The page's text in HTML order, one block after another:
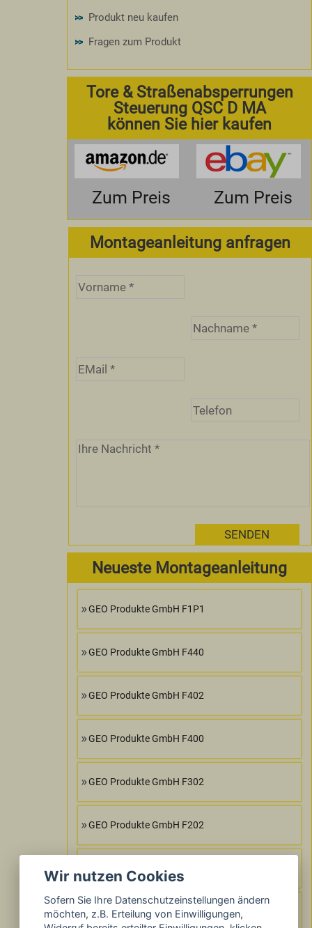
Produkt neu kaufen
Fragen zum Produkt
Tore & Straßenabsperrungen
Steuerung QSC D MA
können Sie hier kaufen
Zum Preis Zum Preis
Montageanleitung anfragen
Neueste Montageanleitung
GEO Produkte GmbH F1P1
GEO Produkte GmbH F440
GEO Produkte GmbH F402
GEO Produkte GmbH F400
GEO Produkte GmbH F302
GEO Produkte GmbH F202
GEO Produkte GmbH F102
GEO Produkte GmbH F300
Wir nutzen Cookies
Sofern Sie Ihre Datenschutzeinstellungen ändern
möchten, z.B. Erteilung von Einwilligungen,